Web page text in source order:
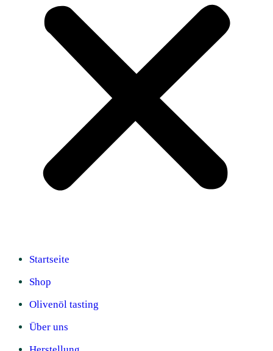
Startseite
Shop
Olivenöl tasting
Über uns